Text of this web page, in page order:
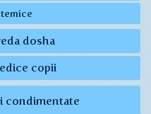
dosha
copii
condimentate